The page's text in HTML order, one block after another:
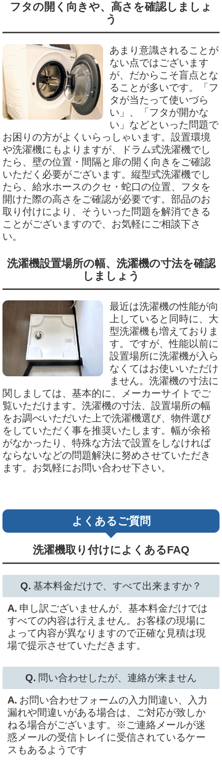
フタの開く向きや、高さを確認しましょ
う
あまり意識されることが
ない点ではございます
が、だからこそ盲点とな
ることが多いです。「フ
タが当たって使いづら
い」、「フタが開かな
い」などといった問題で
お困りの方がよくいらっしゃいます。設置環境
や洗濯機にもよりますが、ドラム式洗濯機でし
たら、壁の位置・間隔と扉の開く向きをご確認
いただく必要がございます。縦型式洗濯機でし
たら、給水ホースのクセ・蛇口の位置、フタを
開けた際の高さをご確認が必要です。部品のお
取り付けにより、そういった問題を解消できる
ことがございますので、お気軽にご相談下さ
い。
洗濯機設置場所の幅、洗濯機の寸法を確認
しましょう
最近は洗濯機の性能が向
上していると同時に、大
型洗濯機も増えておりま
す。ですが、性能以前に
設置場所に洗濯機が入ら
なくてはお使いいただけ
ません。洗濯機の寸法に
関しましては、基本的に、メーカーサイトでご
覧いただけます。洗濯機の寸法、設置場所の幅
をお調べいただいた上で洗濯機選び、物件選び
をしていただく事を推奨いたします。幅が余裕
がなかったり、特殊な方法で設置をしなければ
ならないなどの問題解決に努めさせていただき
ます。お気軽にお問い合わせ下さい。
よくあるご質問
洗濯機取り付けによくあるFAQ
基本料金だけで、すべて出来ますか？
申し訳ございませんが、基本料金だけでは
すべての内容は行えません。お客様の現場に
よって内容が異なりますので正確な見積は現
場で提示させていただきます。
問い合わせしたが、連絡が来ません
お問い合わせフォームの入力間違い、入力
漏れや間違いがある場合は、ご対応が致しか
ねる場合がございます。※ご連絡メールが迷
惑メールの受信トレイに受信されているケー
スもあるようです